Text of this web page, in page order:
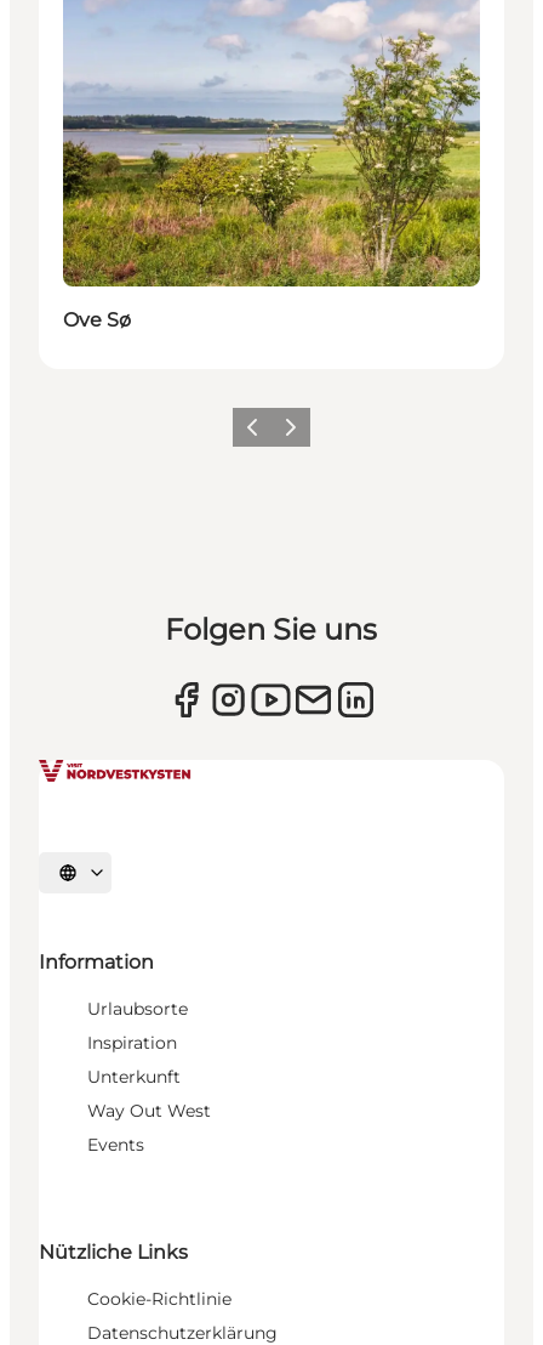
Ove Sø
ZurückWeiter
Folgen Sie uns
Sprache auswählen
Information
Urlaubsorte
Inspiration
Unterkunft
Way Out West
Events
Nützliche Links
Cookie-Richtlinie
Datenschutzerklärung